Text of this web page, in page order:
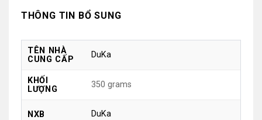
THÔNG TIN BỔ SUNG
TÊN NHÀ
CUNG CẤP
DuKa
KHỐI
LƯỢNG
350 grams
NXB DuKa